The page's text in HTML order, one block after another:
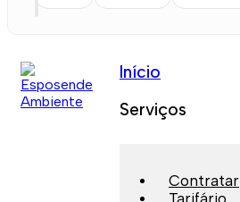
Início
Serviços
Contratar
Tarifário